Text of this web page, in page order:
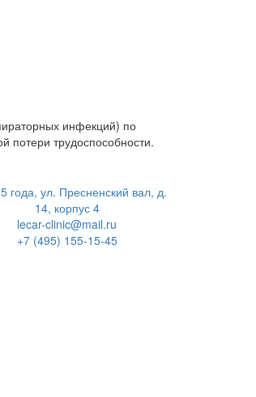
инфекций) по
потери трудоспособности.
года, ул. Пресненский вал, д.
14, корпус 4
lecar-clinic@mail.ru
+7 (495) 155-15-45